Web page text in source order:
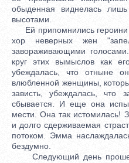
обыденная виднелась
высотами.
Ей припомнились героини
хор неверных жен
завораживающими
круг этих вымыслов как
убеждалась, что отныне
влюбленной женщины,
зависть, убеждалась, что
сбывается. И еще она
мести. Она так истомилась!
и долго сдерживаемая
потоком. Эмма
бездумно.
Следующий день